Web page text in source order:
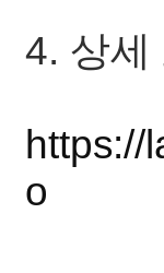
4. 상세
https://
o